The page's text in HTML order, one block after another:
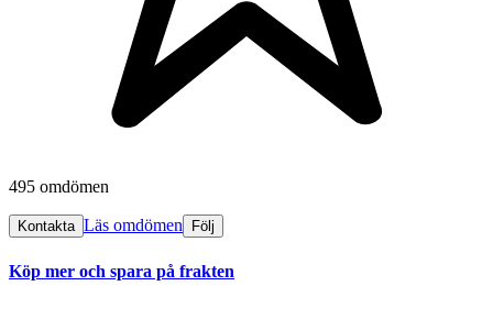
495 omdömen
Kontakta Läs omdömen Följ
Köp mer och spara på frakten